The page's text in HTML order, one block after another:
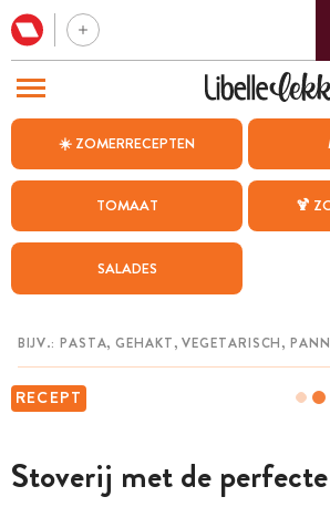
☀️ ZOMERRECEPTEN
TOMAAT 🍹
SALADES
RECEPT
Stoverij met de
BEZOEK ONZE ANDERE WEBSITES
WEEKMENU
CHAT MET MAIA
MIJN BEWAARDE RECEPTEN